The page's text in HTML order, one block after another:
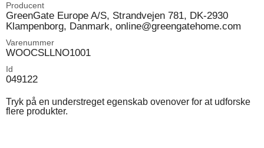
Producent
GreenGate Europe A/S, Strandvejen 781, DK-2930
Klampenborg, Danmark, online@greengatehome.com
Varenummer
WOOCSLLNO1001
Id
049122
Tryk på en understreget egenskab ovenover for at udforske
flere produkter.